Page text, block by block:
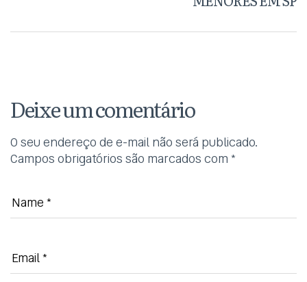
Deixe um comentário
O seu endereço de e-mail não será publicado.
Campos obrigatórios são marcados com *